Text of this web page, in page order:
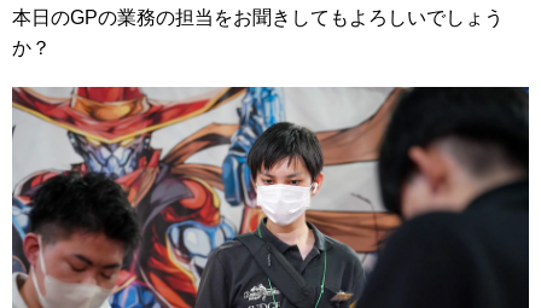
本日のGPの業務の担当をお聞きしてもよろしいでしょう
か？